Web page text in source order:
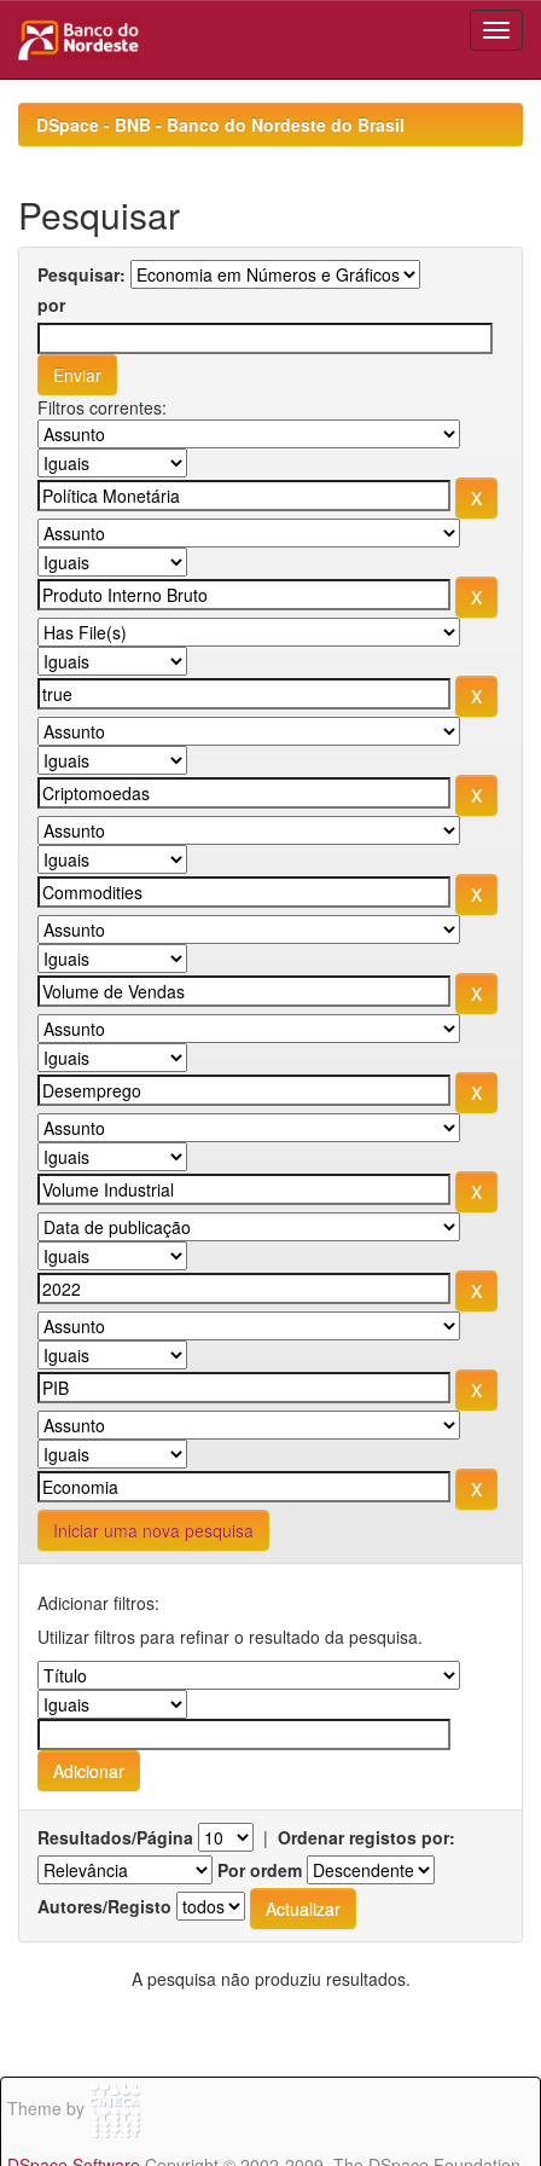
navigationDSpace - BNB - Banco do Nordeste do Brasil
Pesquisar
Pesquisar:
por
Filtros correntes:
Iniciar uma nova pesquisa
Adicionar filtros:
Utilizar filtros para refinar o resultado da pesquisa.
Resultados/Página | Ordenar registos por:
Por ordem
Autores/Registo
A pesquisa não produziu resultados.
Theme by